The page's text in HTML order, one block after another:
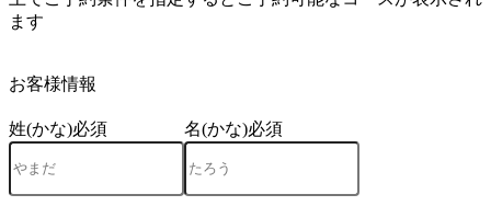
ます
お客様情報
姓(かな)必須 名(かな)必須